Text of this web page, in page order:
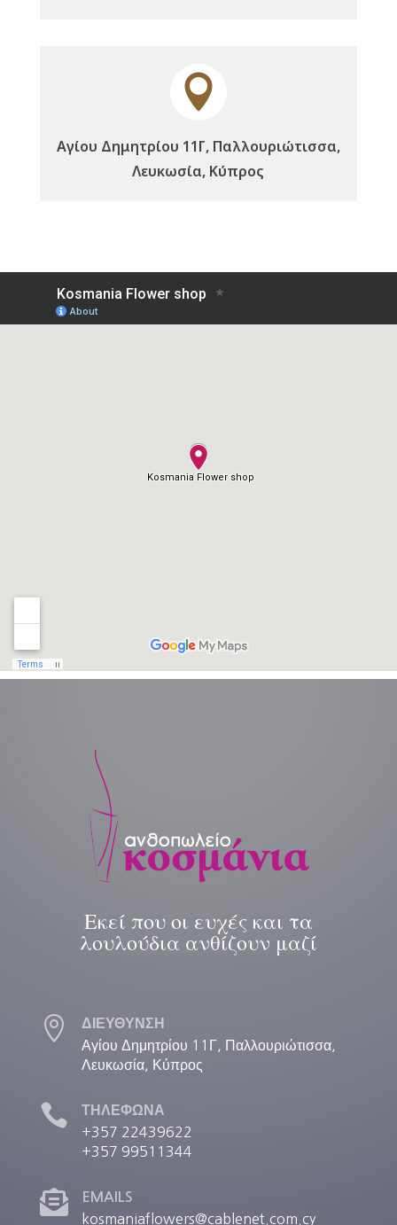

Αγίου Δημητρίου 11Γ, Παλλουριώτισσα,
Λευκωσία, Κύπρος
Εκεί που οι ευχές και τα
λουλούδια ανθίζουν μαζί
 ΔΙΕΥΘΥΝΣΗ
Αγίου Δημητρίου 11Γ, Παλλουριώτισσα,
Λευκωσία, Κύπρος
 ΤΗΛΕΦΩΝΑ
+357 22439622
+357 99511344
 EMAILS
kosmaniaflowers@cablenet.com.cy